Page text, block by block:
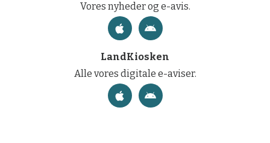
Vores nyheder og e-avis.
LandKiosken
Alle vores digitale e-aviser.